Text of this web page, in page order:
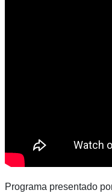
Programa presentado